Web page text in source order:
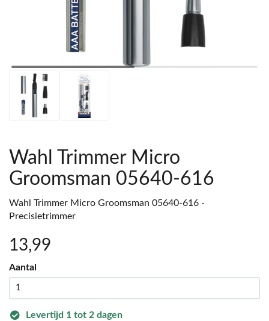
Wahl Trimmer Micro
Groomsman 05640-616
Wahl Trimmer Micro Groomsman 05640-616 -
Precisietrimmer
13,99
Aantal
Levertijd 1 tot 2 dagen